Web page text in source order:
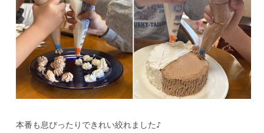
本番も息ぴったりできれい絞れました♪